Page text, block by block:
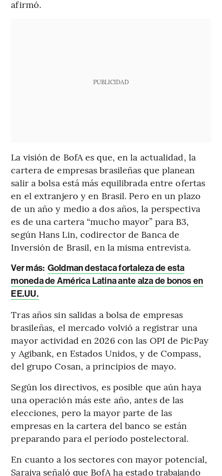
afirmó.
PUBLICIDAD
La visión de BofA es que, en la actualidad, la
cartera de empresas brasileñas que planean
salir a bolsa está más equilibrada entre ofertas
en el extranjero y en Brasil. Pero en un plazo
de un año y medio a dos años, la perspectiva
es de una cartera “mucho mayor” para B3,
según Hans Lin, codirector de Banca de
Inversión de Brasil, en la misma entrevista.
Ver más: Goldman destaca fortaleza de esta
moneda de América Latina ante alza de bonos en
EE.UU.
Tras años sin salidas a bolsa de empresas
brasileñas, el mercado volvió a registrar una
mayor actividad en 2026 con las OPI de PicPay
y Agibank, en Estados Unidos, y de Compass,
del grupo Cosan, a principios de mayo.
Según los directivos, es posible que aún haya
una operación más este año, antes de las
elecciones, pero la mayor parte de las
empresas en la cartera del banco se están
preparando para el período postelectoral.
En cuanto a los sectores con mayor potencial,
Saraiva señaló que BofA ha estado trabajando